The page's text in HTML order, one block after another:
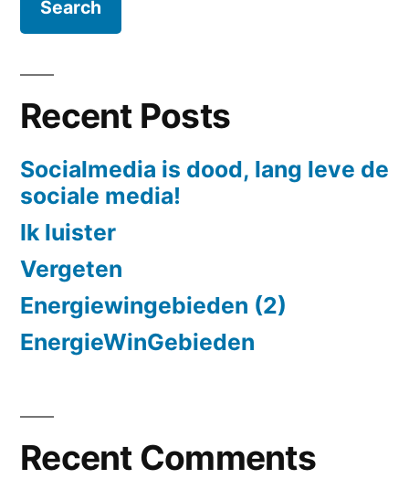
Recent Posts
Socialmedia is dood, lang leve de
sociale media!
Ik luister
Vergeten
Energiewingebieden (2)
EnergieWinGebieden
Recent Comments